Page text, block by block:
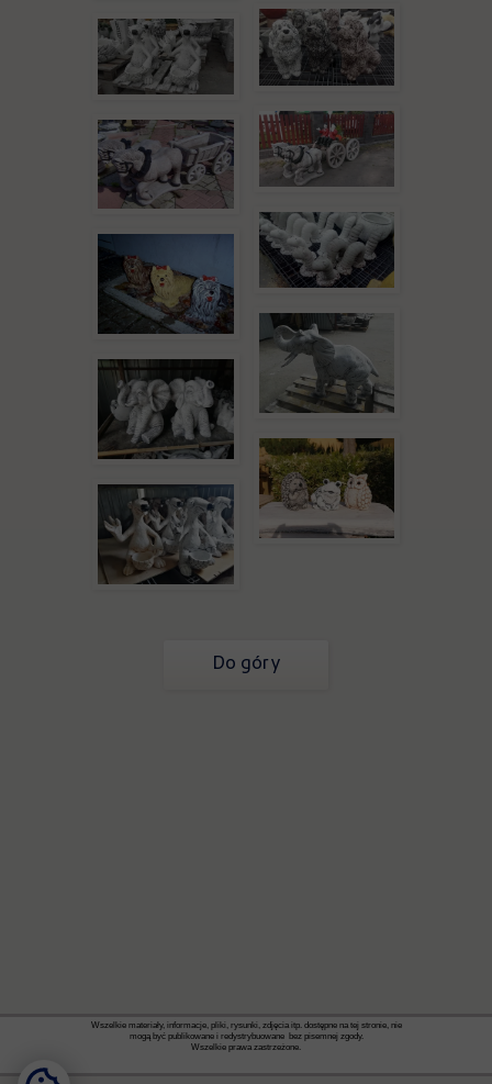
Do góry
Wszelkie materiały, informacje, pliki, rysunki, zdjęcia itp. dostępne na tej stronie, nie
mogą być publikowane i redystrybuowane bez pisemnej zgody.
Wszelkie prawa zastrzeżone.